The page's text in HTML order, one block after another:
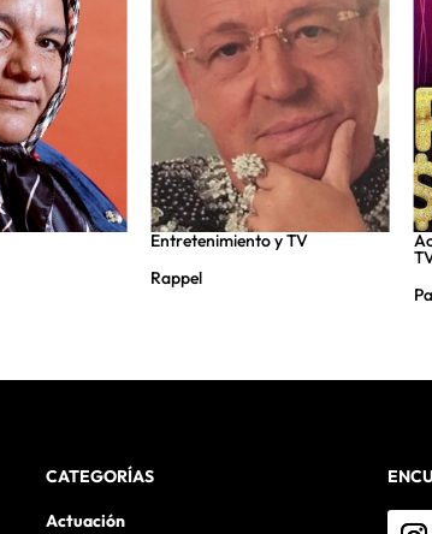
Entretenimiento y TV
Rappel
CATEGORÍAS
Actuación